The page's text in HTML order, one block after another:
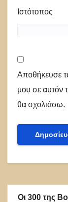
Ιστότοπος
Αποθήκευσε
μου σε αυτόν
θα σχολιάσω.
Οι 300 της